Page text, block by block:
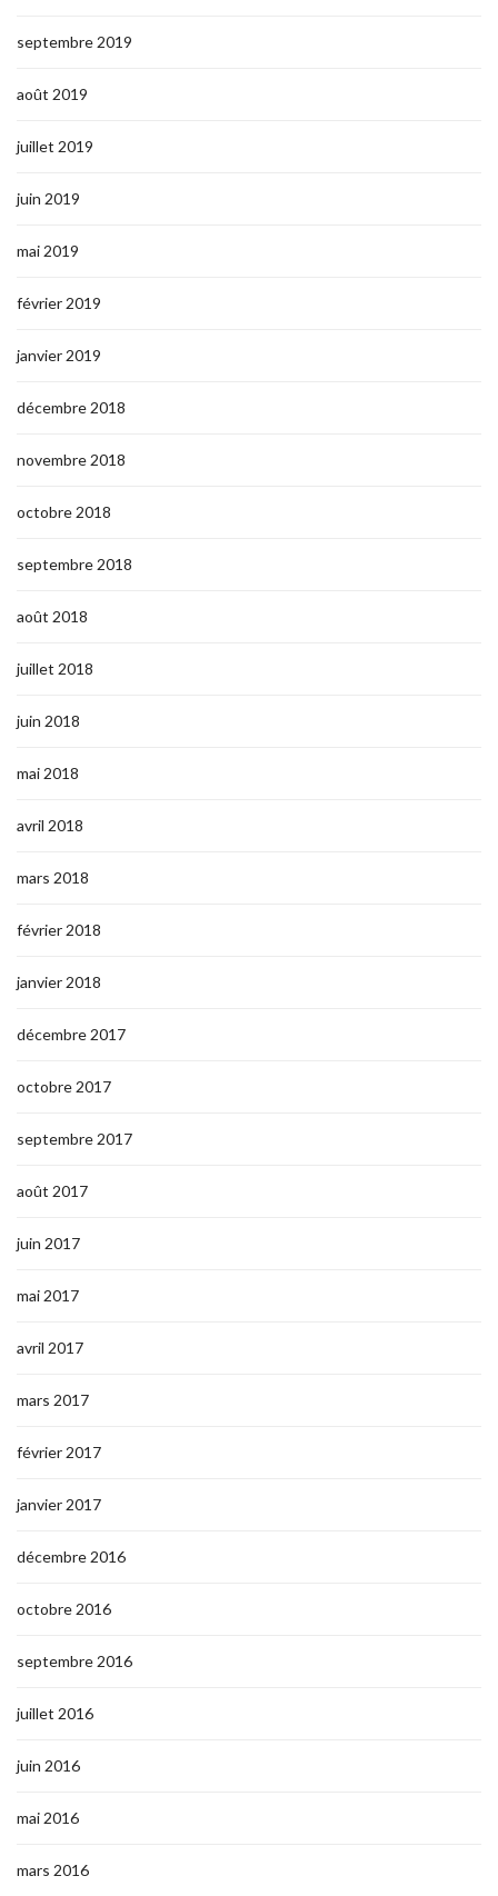
septembre 2019
août 2019
juillet 2019
juin 2019
mai 2019
février 2019
janvier 2019
décembre 2018
novembre 2018
octobre 2018
septembre 2018
août 2018
juillet 2018
juin 2018
mai 2018
avril 2018
mars 2018
février 2018
janvier 2018
décembre 2017
octobre 2017
septembre 2017
août 2017
juin 2017
mai 2017
avril 2017
mars 2017
février 2017
janvier 2017
décembre 2016
octobre 2016
septembre 2016
juillet 2016
juin 2016
mai 2016
mars 2016